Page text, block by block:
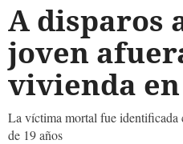
A disparos
joven
vivienda
La víctima mortal fue
de 19 años